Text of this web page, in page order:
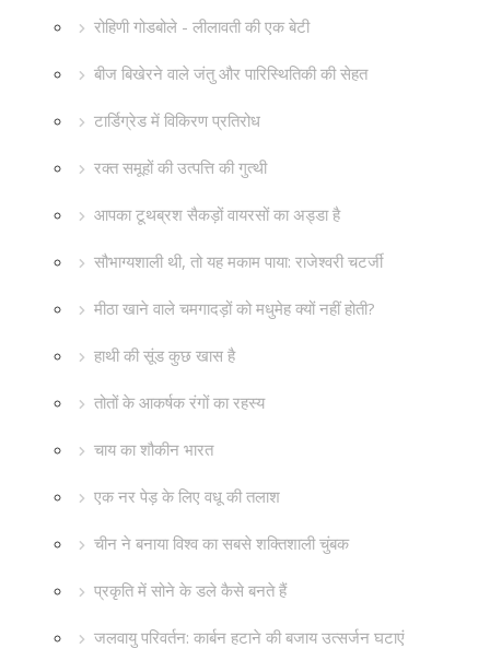
रोहिणी गोडबोले - लीलावती की एक बेटी
बीज बिखेरने वाले जंतु और पारिस्थितिकी की सेहत
टार्डिग्रेड में विकिरण प्रतिरोध
रक्त समूहों की उत्पत्ति की गुत्थी
आपका टूथब्रश सैकड़ों वायरसों का अड्डा है
सौभाग्यशाली थी, तो यह मकाम पाया: राजेश्वरी चटर्जी
मीठा खाने वाले चमगादड़ों को मधुमेह क्यों नहीं होती?
हाथी की सूंड कुछ खास है
तोतों के आकर्षक रंगों का रहस्य
चाय का शौकीन भारत
एक नर पेड़ के लिए वधू की तलाश
चीन ने बनाया विश्व का सबसे शक्तिशाली चुंबक
प्रकृति में सोने के डले कैसे बनते हैं
जलवायु परिवर्तन: कार्बन हटाने की बजाय उत्सर्जन घटाएं